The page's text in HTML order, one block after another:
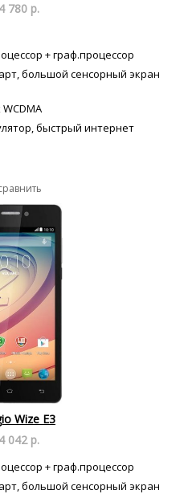
780 р.
+ граф.процессор
большой сенсорный экран
быстрый интернет
Wize E3
042 р.
+ граф.процессор
большой сенсорный экран